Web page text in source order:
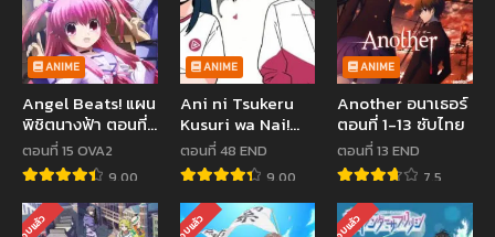
ANIME
Angel Beats! แผน
พิชิตนางฟ้า ตอนที่
1-13+OVA ซับไทย
ตอนที่ 15 OVA2
9.00
ANIME
Ani ni Tsukeru
Kusuri wa Nai!
SS1-SS3 เสกให้
หายพี่ชายจอมกวน
ภาค1-3 ซับไทย
ตอนที่ 48 END
9.00
ANIME
Another อนาเธอร์
ตอนที่ 1-13 ซับไทย
ตอนที่ 13 END
7.5
จบแล้ว จบแล้ว จบแล้ว